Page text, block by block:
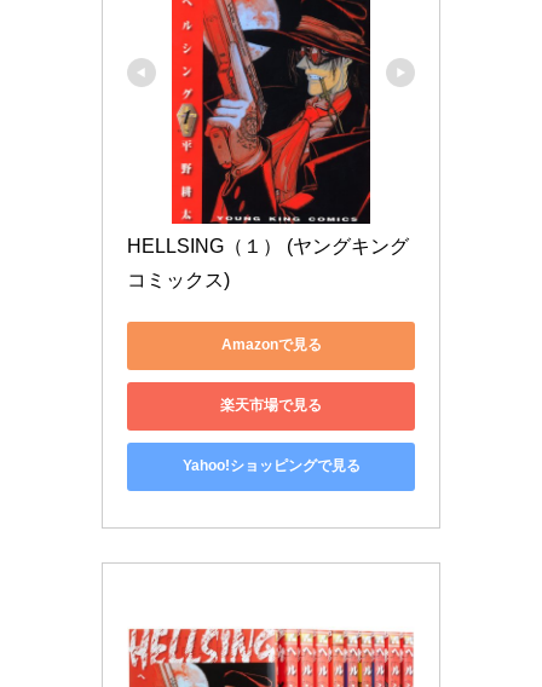
HELLSING（１） (ヤングキング
コミックス)
Amazonで見る
楽天市場で見る
Yahoo!ショッピングで見る